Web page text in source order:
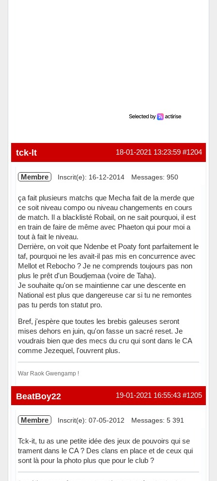
#1204
18-01-2021 13:23:59
tck-lt
Membre Inscrit(e): 16-12-2014 Messages: 950
ça fait plusieurs matchs que Mecha fait de la merde que
ce soit niveau compo ou niveau changements en cours
de match. Il a blacklisté Robail, on ne sait pourquoi, il est
en train de faire de même avec Phaeton qui pour moi a
tout à fait le niveau.
Derrière, on voit que Ndenbe et Poaty font parfaitement le
taf, pourquoi ne les avait-il pas mis en concurrence avec
Mellot et Rebocho ? Je ne comprends toujours pas non
plus le prêt d'un Boudjemaa (voire de Taha).
Je souhaite qu'on se maintienne car une descente en
National est plus que dangereuse car si tu ne remontes
pas tu perds ton statut pro.
Bref, j'espère que toutes les brebis galeuses seront
mises dehors en juin, qu'on fasse un sacré reset. Je
voudrais bien que des mecs du cru qui sont dans le CA
comme Jezequel, l'ouvrent plus.
War Raok Gwengamp !
Hors ligne #1205
19-01-2021 16:55:43
BeatBoy22
Membre Inscrit(e): 07-05-2012 Messages: 5 391
Tck-it, tu as une petite idée des jeux de pouvoirs qui se
trament dans le CA ? Des clans en place et de ceux qui
sont là pour la photo plus que pour le club ?